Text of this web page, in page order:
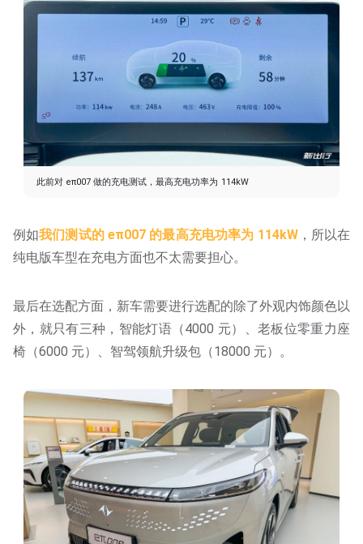
此前对 eπ007 做的充电测试，最高充电功率为 114kW
例如我们测试的 eπ007 的最高充电功率为 114kW，所以在
纯电版车型在充电方面也不太需要担心。
最后在选配方面，新车需要进行选配的除了外观内饰颜色以
外，就只有三种，智能灯语（4000 元）、老板位零重力座
椅（6000 元）、智驾领航升级包（18000 元）。